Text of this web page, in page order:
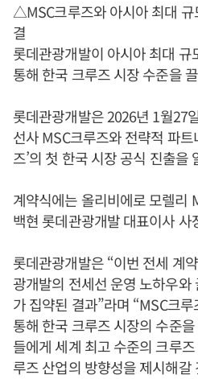
△MSC크루즈와 아시아 최대 규
결
롯데관광개발이 아시아 최대
통해 한국 크루즈 시장 수준을
롯데관광개발은 2026년 1월27
선사 MSC크루즈와 전략적 파
즈’의 첫 한국 시장 공식 진출을
계약식에는 올리비에로 모렐리
백현 롯데관광개발 대표이사 사
롯데관광개발은 “이번 전세 계
광개발의 전세선 운영 노하우와
가 집약된 결과”라며 “MSC크
통해 한국 크루즈 시장의 수준
들에게 세계 최고 수준의 크루
루즈 산업의 방향성을 제시해갈